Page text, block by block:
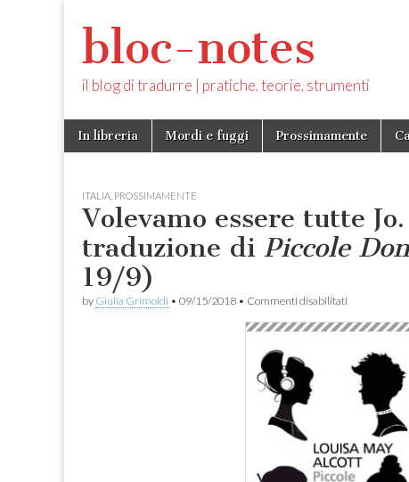
bloc-notes
il blog di tradurre | pratiche, teorie, strumenti
Main
menu
Skip
In libreria Mordi e fuggi Prossimamente
ITALIA PROSSIMAMENTE
Volevamo essere tutte
traduzione di Piccole
19/9)
by Giulia Grimoldi • 09/15/2018 • Commenti disabilitati
essere
Nuova
traduzione
c
c
o